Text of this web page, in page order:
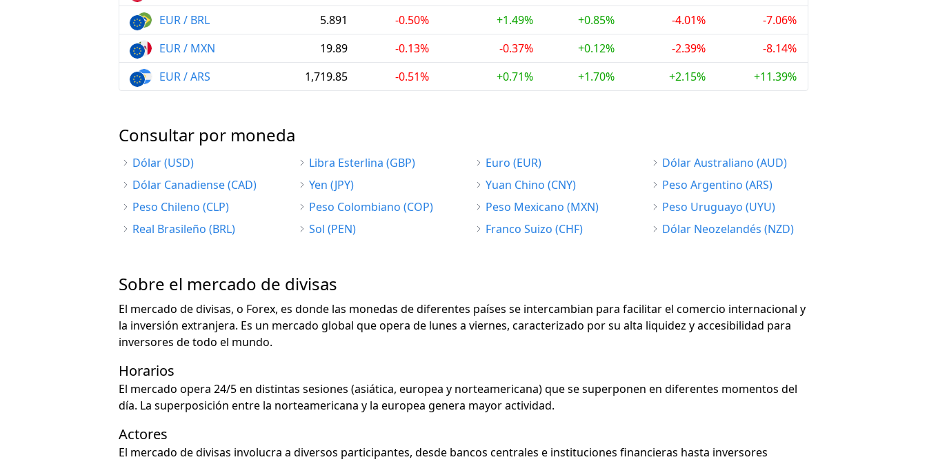
EUR / BRL
5.891 -0.50% +1.49% +0.85% -4.01%
-7.06%
EUR / MXN
19.89 -0.13% -0.37% +0.12% -2.39%
-8.14%
EUR / ARS
1,719.85 -0.51% +0.71% +1.70% +2.15% +11.39%
Consultar por moneda
Dólar (USD) Libra Esterlina (GBP) Euro (EUR)
Dólar Australiano (AUD)
Dólar Canadiense (CAD)
Yen (JPY) Yuan Chino (CNY)
Peso Argentino (ARS)
Peso Chileno (CLP)
Peso Colombiano (COP) Peso Mexicano (MXN)
Peso Uruguayo (UYU)
Real Brasileño (BRL)
Sol (PEN) Franco Suizo (CHF) Dólar Neozelandés (NZD)
Sobre el mercado de divisas
El mercado de divisas, o Forex, es donde las monedas de diferentes países se intercambian para facilitar el comercio internacional y
la inversión extranjera. Es un mercado global que opera de lunes a viernes, caracterizado por su alta liquidez y accesibilidad para
inversores de todo el mundo.
Horarios
El mercado opera 24/5 en distintas sesiones (asiática, europea y norteamericana) que se superponen en diferentes momentos del
día. La superposición entre la norteamericana y la europea genera mayor actividad.
Actores
El mercado de divisas involucra a diversos participantes, desde bancos centrales e instituciones financieras hasta inversores